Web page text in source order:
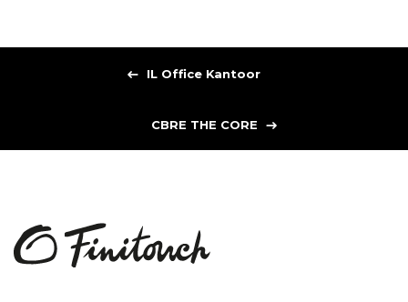
IL Office Kantoor
CBRE THE CORE